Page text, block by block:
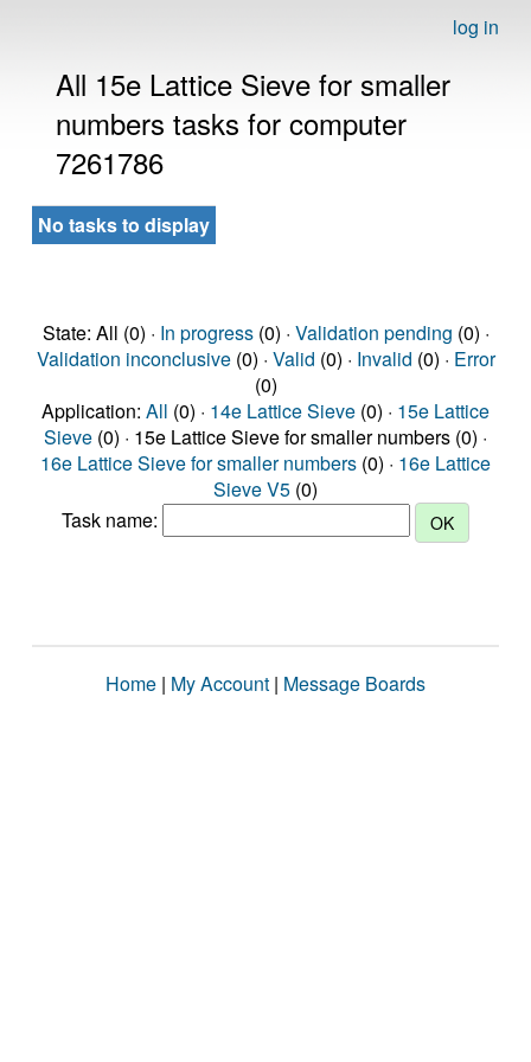
log in
All 15e Lattice Sieve for smaller
numbers tasks for computer
7261786
No tasks to display
State: All (0) · In progress(0) · Validation pending (0) ·
Validation inconclusive(0) · Valid (0) · Invalid (0) · Error
(0)
Application: All (0) · 14e Lattice Sieve (0) · 15e Lattice
Sieve (0) · 15e Lattice Sieve for smaller numbers (0) ·
16e Lattice Sieve for smaller numbers (0) · 16e Lattice
Sieve V5 (0)
Task name:
Home | My Account | Message Boards